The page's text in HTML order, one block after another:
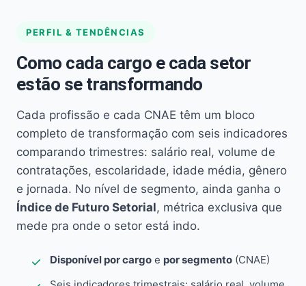
PERFIL & TENDÊNCIAS
Como cada cargo e cada setor
estão se transformando
Cada profissão e cada CNAE têm um bloco
completo de transformação com seis indicadores
comparando trimestres: salário real, volume de
contratações, escolaridade, idade média, gênero
e jornada. No nível de segmento, ainda ganha o
Índice de Futuro Setorial, métrica exclusiva que
mede pra onde o setor está indo.
Disponível por cargo e por segmento (CNAE)